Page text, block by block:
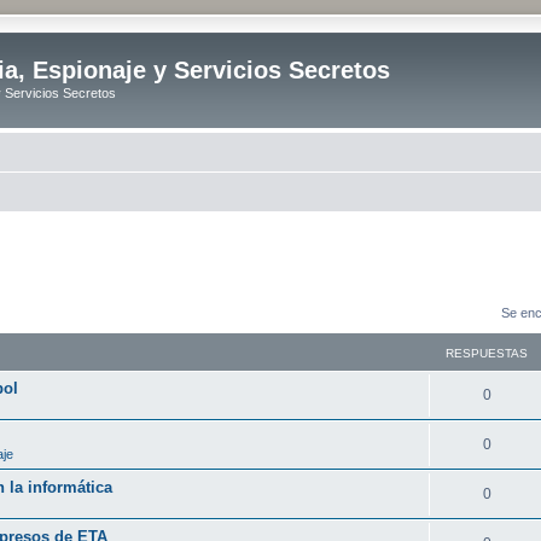
Espionaje y Servicios Secretos
Servicios Secretos
Se
RESPUESTAS
0R
e
p
u
0R
e
p
la informática 0R
e
de ETA